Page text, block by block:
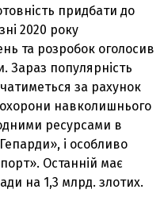
придбати до
2020 року
та розробок оголосив
Зараз популярність
за рахунок
навколишнього
ресурсами в
і особливо
Останній має
на 1,3 млрд. злотих.